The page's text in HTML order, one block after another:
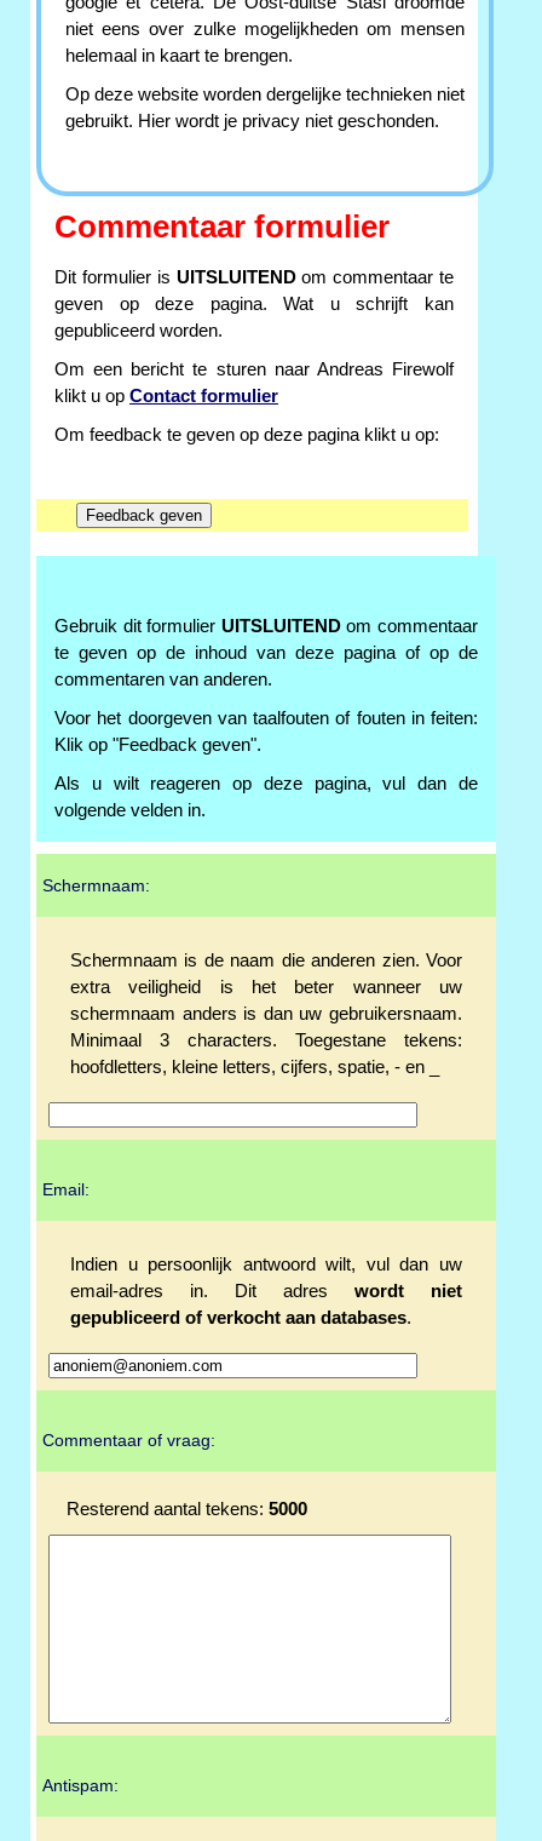
niet eens over zulke mogelijkheden om mensen
helemaal in kaart te brengen.
Op deze website worden dergelijke technieken niet
gebruikt. Hier wordt je privacy niet geschonden.
Commentaar formulier
Dit formulier is UITSLUITENDom commentaar te
geven op deze pagina. Wat u schrijft kan
gepubliceerd worden.
Om een bericht te sturen naar Andreas Firewolf
klikt u op Contact formulier
Om feedback te geven op deze pagina klikt u op:
Gebruik dit formulier UITSLUITENDom commentaar
te geven op de inhoud van deze pagina of op de
commentaren van anderen.
Voor het doorgeven van taalfouten of fouten in feiten:
Klik op "Feedback geven".
Als u wilt reageren op deze pagina, vul dan de
volgende velden in.
Schermnaam:
Schermnaam is de naam die anderen zien. Voor
extra veiligheid is het beter wanneer uw
schermnaam anders is dan uw gebruikersnaam.
Minimaal 3 characters. Toegestane tekens:
hoofdletters, kleine letters, cijfers, spatie, - en _
Email:
Indien u persoonlijk antwoord wilt, vul dan uw
email-adres in. Dit adres wordt niet
gepubliceerd of verkocht aan databases.
Commentaar of vraag:
Resterend aantal tekens: 5000
Antispam: